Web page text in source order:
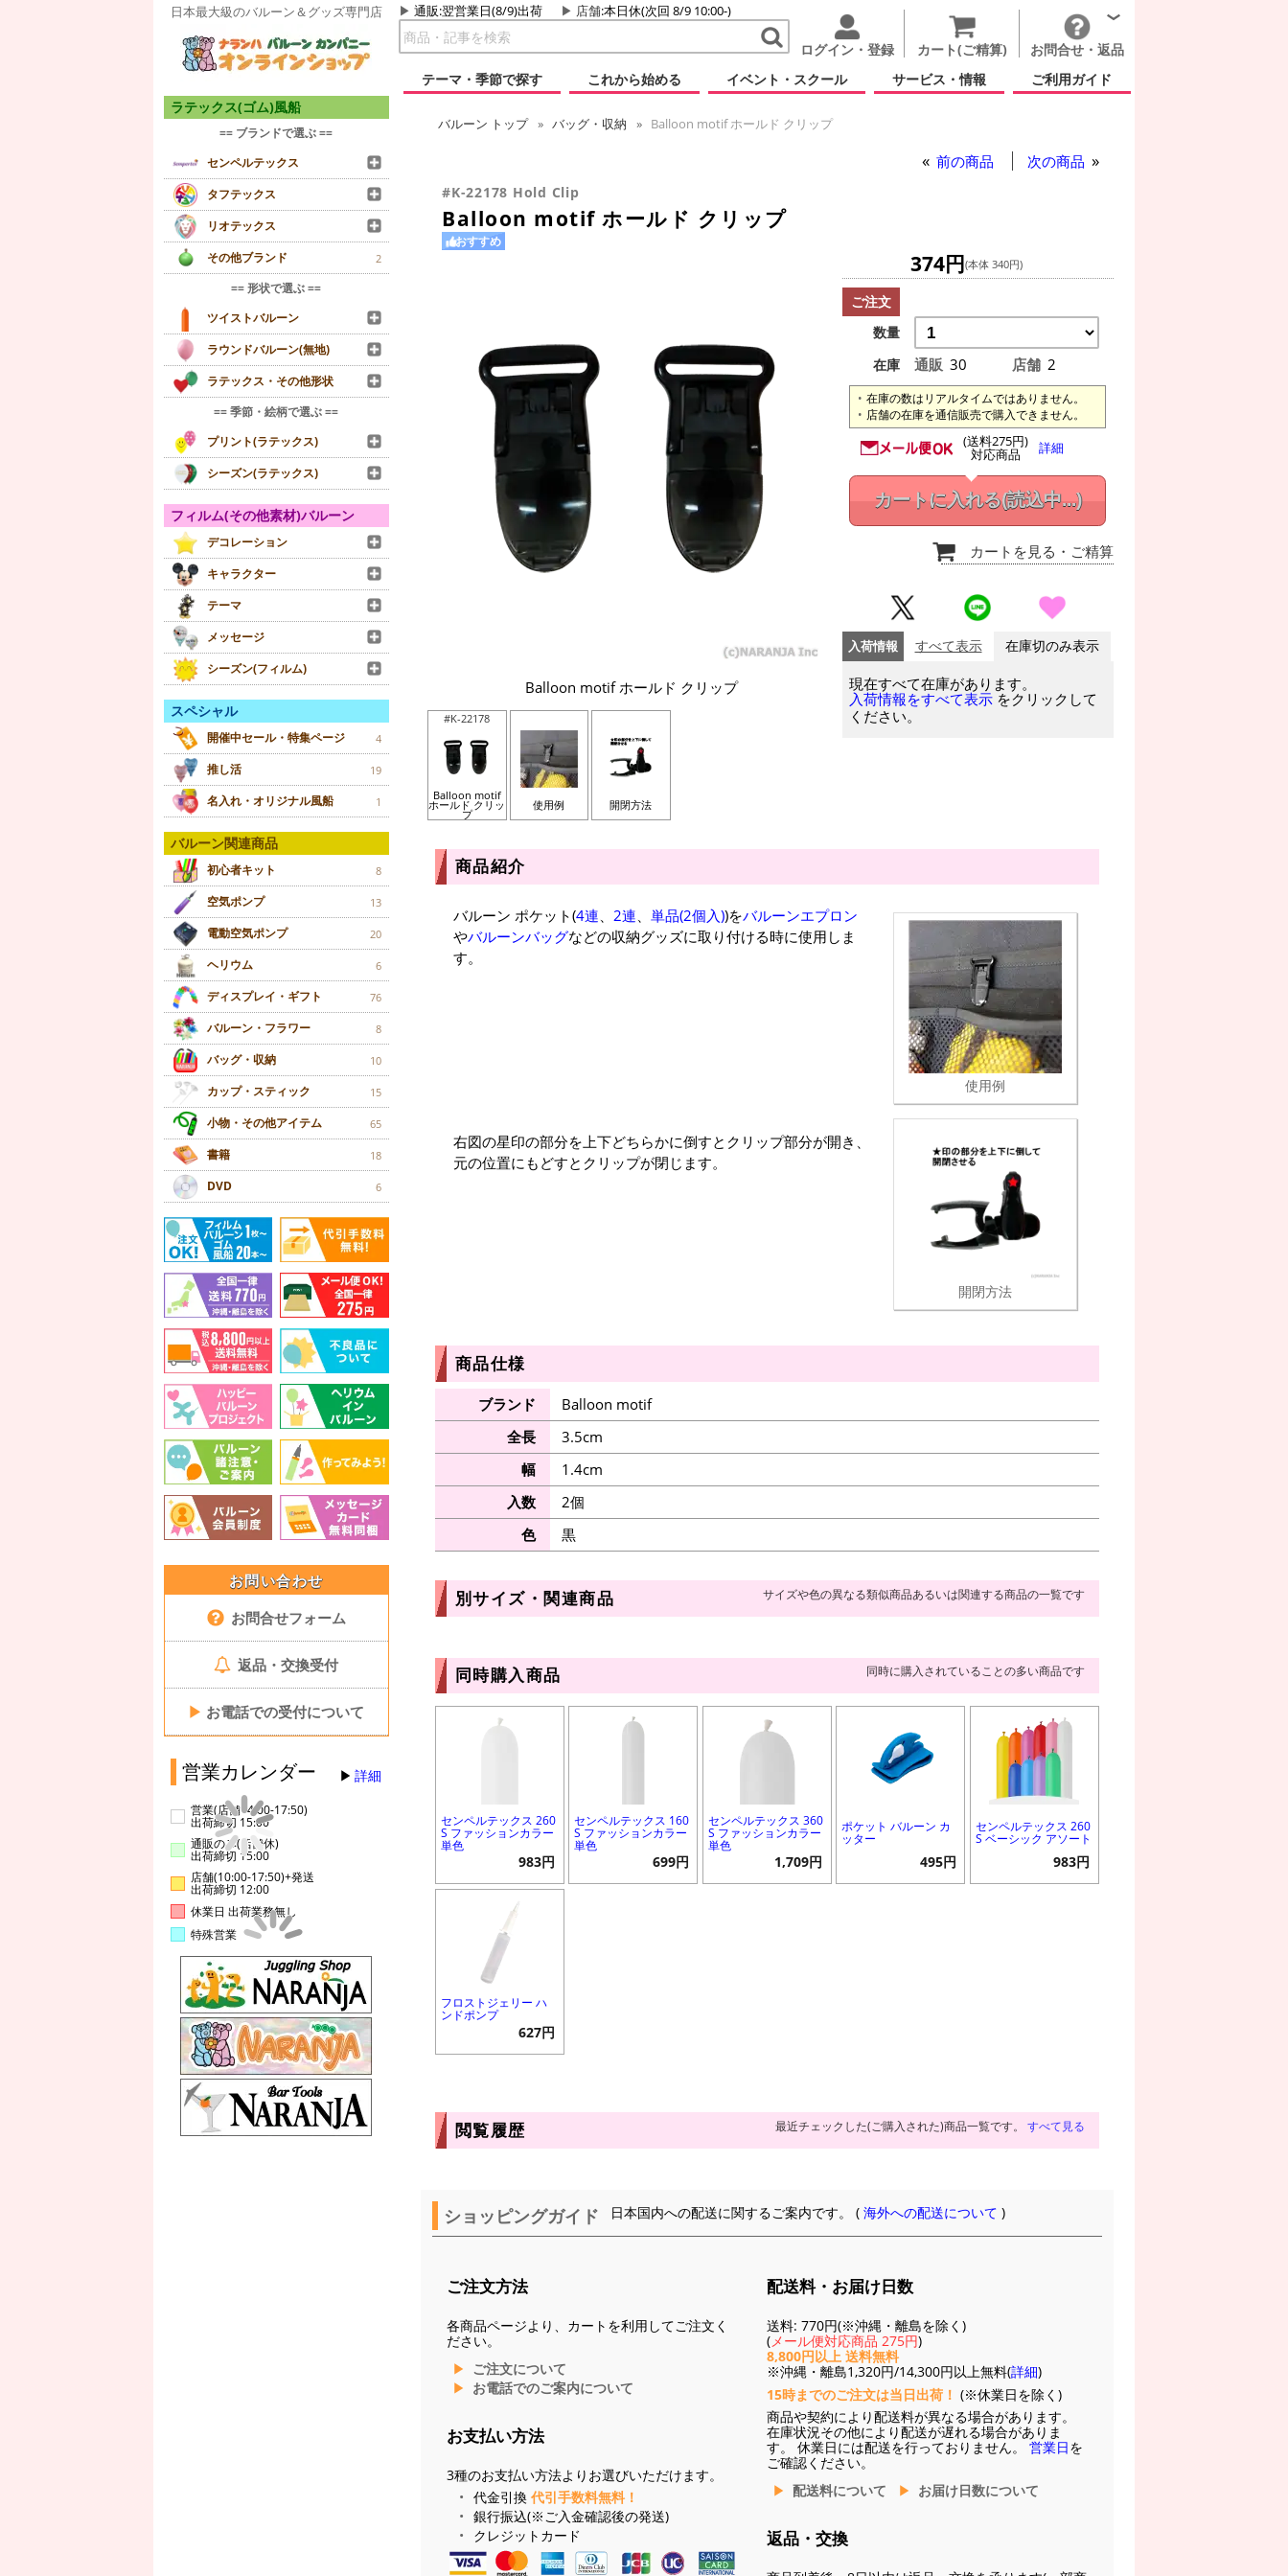
日本最大級のバルーン＆グッズ専門店 通販:翌営業日(8/9)出荷 店舗:本日休(次回 8/9 10:00-)
ログイン・登録 カート(ご精算)
お問合せ・返品
テーマ・季節で探す
これから始める イベント・スクール サービス・情報 ご利用ガイド
ラテックス(ゴム)風船
== ブランドで選ぶ ==
センペルテックス
タフテックス
リオテックス
その他ブランド
2
== 形状で選ぶ ==
ツイストバルーン
ラウンドバルーン(無地)
ラテックス・その他形状
== 季節・絵柄で選ぶ ==
プリント(ラテックス)
シーズン(ラテックス)
フィルム(その他素材)バルーン
デコレーション
キャラクター
テーマ
メッセージ
シーズン(フィルム)
スペシャル
開催中セール・特集ページ 4
推し活 19
名入れ・オリジナル風船 1
バルーン関連商品
初心者キット 8
空気ポンプ 13
電動空気ポンプ 20
ヘリウム 6
ディスプレイ・ギフト 76
バルーン・フラワー 8
バッグ・収納 10
カップ・スティック 15
小物・その他アイテム 65
書籍 18
DVD 6
お問い合わせ
お問合せフォーム
返品・交換受付
▶ お電話での受付について
営業カレンダー 詳細
営業(店舗14:00-17:50)
出荷締切 15:00
通販のみ(店舗休)
出荷締切 15:00
店舗(10:00-17:50)+発送
出荷締切 12:00
休業日 出荷業務無し
特殊営業
バルーン トップ バッグ・収納 Balloon motif ホールド クリップ
前の商品 次の商品
#K-22178 Hold Clip
Balloon motif ホールド クリップ
おすすめ
Balloon motif ホールド クリップ
#K-22178
Balloon motif
ホールド クリッ
プ
使用例 開閉方法
374円(本体 340円)
ご注文
数量
在庫
通販 30 店舗 2
在庫の数はリアルタイムではありません。
店舗の在庫を通信販売で購入できません。
(送料275円)
対応商品 詳細
カートに入れる(読込中...)
カートを見る ・ご精算
入荷情報 すべて表示 在庫切のみ表示
現在すべて在庫があります。
入荷情報をすべて表示 をクリックして
ください。
商品紹介
使用例
バルーン ポケット(4連、 2連、 単品(2個入))をバルーンエプロン
やバルーンバッグなどの収納グッズに取り付ける時に使用しま
す。
開閉方法
右図の星印の部分を上下どちらかに倒すとクリップ部分が開き、
元の位置にもどすとクリップが閉じます。
商品仕様
ブランド
Balloon motif
全長
3.5cm
幅
1.4cm
入数
2個
色
黒
別サイズ・関連商品 サイズや色の異なる類似商品あるいは関連する商品の一覧です
同時購入商品 同時に購入されていることの多い商品です
センペルテックス 260
S ファッションカラー
単色
983円
センペルテックス 160
S ファッションカラー
単色
699円
センペルテックス 360
S ファッションカラー
単色
1,709円
ポケット バルーン カ
ッター
495円
センペルテックス 260
S ベーシック アソート
983円
フロストジェリー ハ
ンドポンプ
627円
閲覧履歴 最近チェックした(ご購入された)商品一覧です。 すべて見る
ショッピングガイド 日本国内への配送に関するご案内です。 (海外への配送について )
ご注文方法
各商品ページより、カートを利用してご注文く
ださい。
ご注文について
お電話でのご案内について
お支払い方法
3種のお支払い方法よりお選びいただけます。
代金引換 代引手数料無料！
銀行振込(※ご入金確認後の発送)
クレジットカード
配送料・お届け日数
送料: 770円(※沖縄・離島を除く)
(メール便対応商品 275円)
8,800円以上 送料無料
※沖縄・離島1,320円/14,300円以上無料(詳細)
15時までのご注文は当日出荷！ (※休業日を除く)
商品や契約により配送料が異なる場合があります。
在庫状況その他により配送が遅れる場合がありま
す。 休業日には配送を行っておりません。 営業日を
ご確認ください。
配送料について
お届け日数について
返品・交換